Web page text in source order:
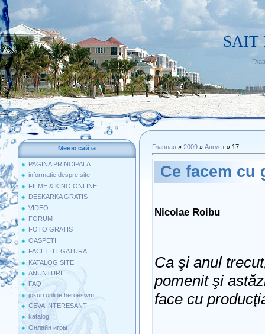
SAIT
Меню сайта
PAGINA PRINCIPALA
informatie despre site
FILME & KINO ONLINE
DESKARKA GRATIS
VIDEO
FORUM
FOTO GRATIS
OASPETI
FACETI LEGATURA
KATALOG SITE
ANUNTURI
FAQ
jokuri online heroeswm
CEVA INTERESANT
katalog
Онлайн игры
Главная » 2009 » Август » 17
Ce facem cu
Nicolae Roibu
Ca şi anul
pomenit şi
face cu